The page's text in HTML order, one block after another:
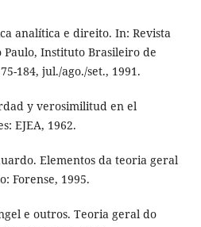
analítica e direito. In: Revista
Paulo, Instituto Brasileiro de
184, jul./ago./set., 1991.
y verosimilitud en el
EJEA, 1962.
Elementos da teoria geral
Forense, 1995.
e outros. Teoria geral do